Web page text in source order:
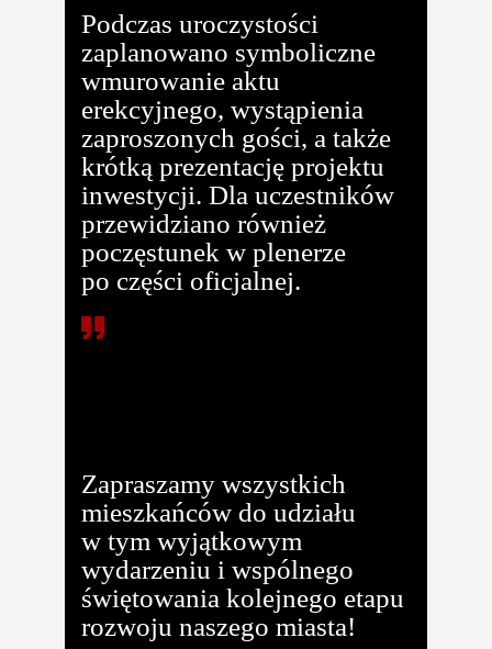
Podczas uroczystości
zaplanowano symboliczne
wmurowanie aktu
erekcyjnego, wystąpienia
zaproszonych gości, a także
krótką prezentację projektu
inwestycji. Dla uczestników
przewidziano również
poczęstunek w plenerze
po części oficjalnej.
Zapraszamy wszystkich
mieszkańców do udziału
w tym wyjątkowym
wydarzeniu i wspólnego
świętowania kolejnego etapu
rozwoju naszego miasta!